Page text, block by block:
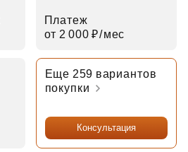
Платеж
от 2 000 ₽⁠/⁠мес
Еще 259 вариантов
покупки
Консультация